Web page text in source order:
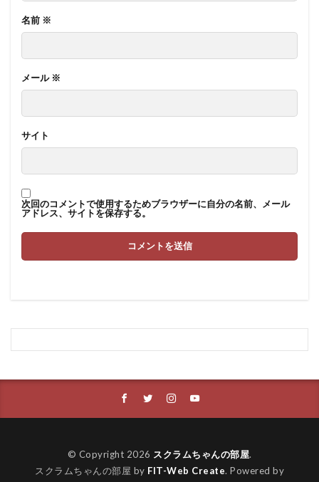
名前 ※
メール ※
サイト
次回のコメントで使用するためブラウザーに自分の名前、メール
アドレス、サイトを保存する。
© Copyright 2026 スクラムちゃんの部屋.
スクラムちゃんの部屋 by FIT-Web Create. Powered by